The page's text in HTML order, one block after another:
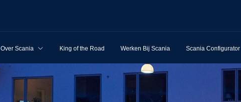
Over Scania King of the Road Werken Bij Scania Scania Configurator